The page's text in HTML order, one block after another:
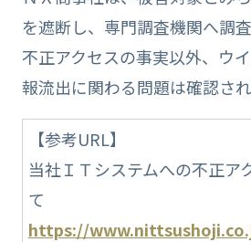
を遮断し、専門調査機関へ調査
不正アクセスの事実以外、ウ
報流出に関わる問題は確認さ
【参考URL】
当社ＩＴシステムへの不正ア
て
https://